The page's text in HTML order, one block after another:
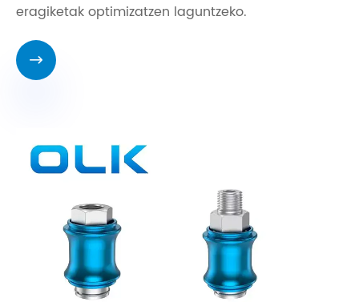
eragiketak optimizatzen laguntzeko.
